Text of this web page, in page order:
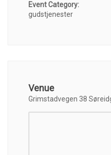
Event Category:
gudstjenester
Venue
Grimstadvegen 38